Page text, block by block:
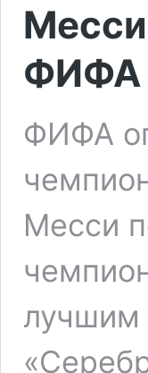
ФИФА
ФИФА
Месси
лучшим